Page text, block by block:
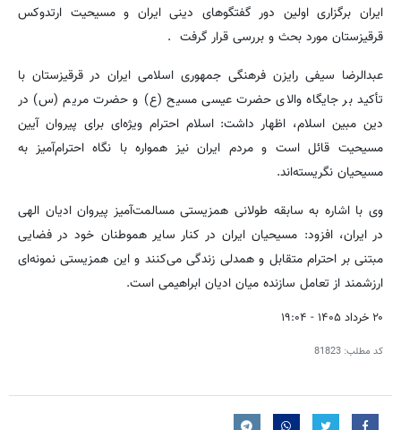
ایران برگزاری اولین دور گفتگوهای دینی ایران و مسیحیت ارتدوکس
قرقیزستان مورد بحث و بررسی قرار گرفت .
عبدالرضا سیفی رایزن فرهنگی جمهوری اسلامی ایران در قرقیزستان با
تأکید بر جایگاه والای حضرت عیسی مسیح (ع) و حضرت مریم (س) در
دین مبین اسلام، اظهار داشت: اسلام احترام ویژه‌ای برای پیروان آیین
مسیحیت قائل است و مردم ایران نیز همواره با نگاه احترام‌آمیز به
مسیحیان نگریسته‌اند.
وی با اشاره به سابقه طولانی همزیستی مسالمت‌آمیز پیروان ادیان الهی
در ایران، افزود: مسیحیان ایران در کنار سایر هموطنان خود در فضایی
مبتنی بر احترام متقابل و همدلی زندگی می‌کنند و این همزیستی نمونه‌ای
ارزشمند از تعامل سازنده میان ادیان ابراهیمی است.
۲۰ خرداد ۱۴۰۵ - ۱۹:۰۴
کد مطلب: 81823